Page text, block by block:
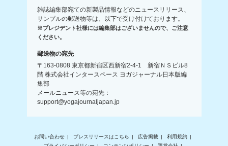
雑誌編集部宛ての新製品情報などのニュースリリース、
サンプルの郵送物等は、以下で受け付けております。
※プレジデント社様には編集部はございませんので、ご注意
ください。
郵送物の宛先
〒163-0808 東京都新宿区西新宿2-4-1 新宿ＮＳビル8
階 株式会社インタースペース ヨガジャーナル日本版編
集部
メールニュース等の宛先：
support@yogajournaljapan.jp
お問い合わせ プレスリリースはこちら 広告掲載
利用規約